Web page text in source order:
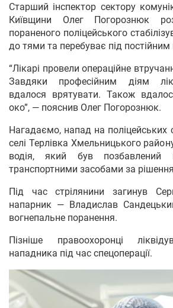
Старший інспектор сектору
Київщини Олег Погорознюк
пораненого поліцейського
до тями та перебуває під постійним
“Лікарі провели операційне
Завдяки професійним діям
вдалося врятувати. Також
око”, — пояснив Олег Погорознюк.
Нагадаємо, напад на поліцейських
селі Терлівка Хмельницького
водія, який був позбавлений
транспортними засобами за
Під час стрілянини загинув
напарник — Владислав
вогнепальне поранення.
Пізніше правоохоронці
нападника під час спецоперації.